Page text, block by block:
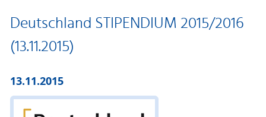
Deutschland STIPENDIUM 2015/2016
(13.11.2015)
13.11.2015